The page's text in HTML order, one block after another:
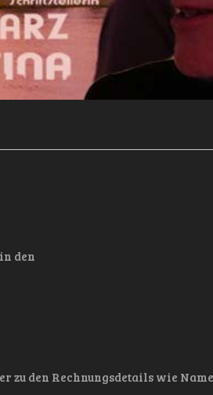
den
den Rechnungsdetails wie